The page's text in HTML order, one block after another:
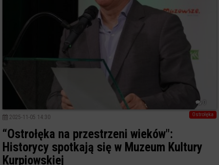
0
Ostrołęka
2025-11-05 14:30
“Ostrołęka na przestrzeni wieków":
Historycy spotkają się w Muzeum Kultury
Kurpiowskiej